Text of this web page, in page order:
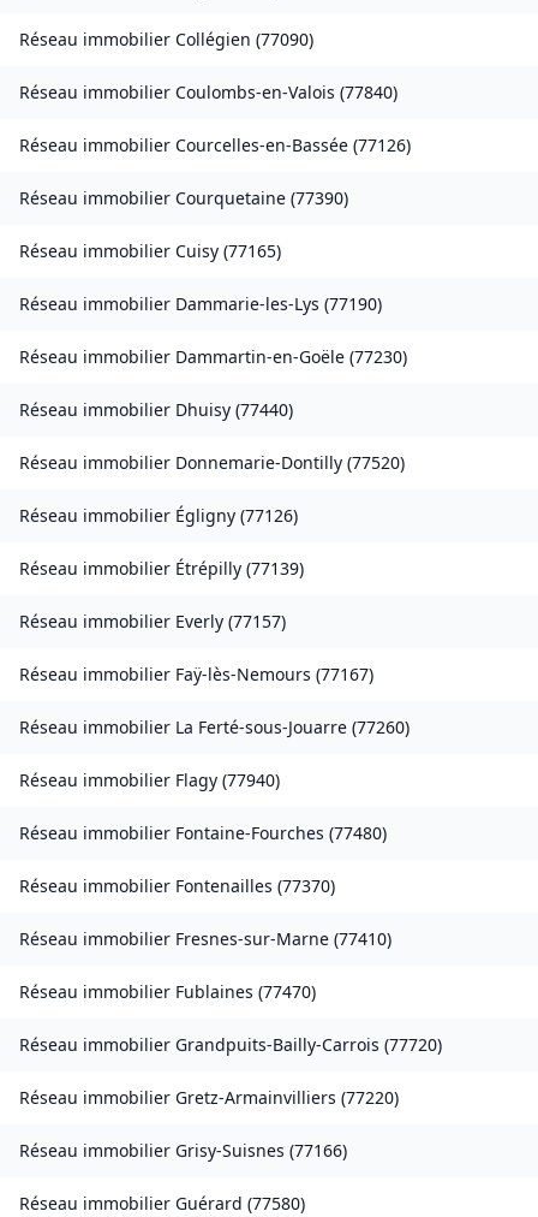
Réseau immobilier Collégien (77090)
Réseau immobilier Coulombs-en-Valois (77840)
Réseau immobilier Courcelles-en-Bassée (77126)
Réseau immobilier Courquetaine (77390)
Réseau immobilier Cuisy (77165)
Réseau immobilier Dammarie-les-Lys (77190)
Réseau immobilier Dammartin-en-Goële (77230)
Réseau immobilier Dhuisy (77440)
Réseau immobilier Donnemarie-Dontilly (77520)
Réseau immobilier Égligny (77126)
Réseau immobilier Étrépilly (77139)
Réseau immobilier Everly (77157)
Réseau immobilier Faÿ-lès-Nemours (77167)
Réseau immobilier La Ferté-sous-Jouarre (77260)
Réseau immobilier Flagy (77940)
Réseau immobilier Fontaine-Fourches (77480)
Réseau immobilier Fontenailles (77370)
Réseau immobilier Fresnes-sur-Marne (77410)
Réseau immobilier Fublaines (77470)
Réseau immobilier Grandpuits-Bailly-Carrois (77720)
Réseau immobilier Gretz-Armainvilliers (77220)
Réseau immobilier Grisy-Suisnes (77166)
Réseau immobilier Guérard (77580)